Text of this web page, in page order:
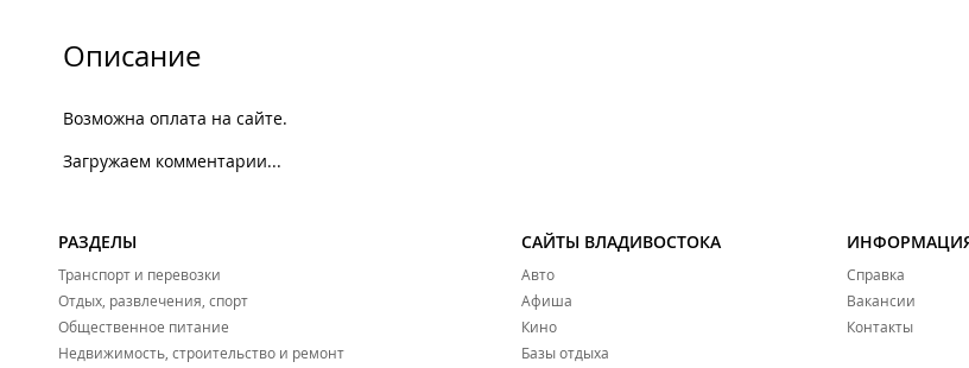
Описание
Возможна оплата на сайте.
Загружаем комментарии...
РАЗДЕЛЫ
Транспорт и перевозки
Отдых, развлечения, спорт
Общественное питание
Недвижимость, строительство и ремонт
САЙТЫ ВЛАДИВОСТОКА
Авто
Афиша
Кино
Базы отдыха
Справка
Вакансии
Контакты